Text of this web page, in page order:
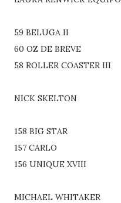
59 BELUGA II
60 OZ DE BREVE
58 ROLLER COASTER III
NICK SKELTON
158 BIG STAR
157 CARLO
156 UNIQUE XVIII
MICHAEL WHITAKER